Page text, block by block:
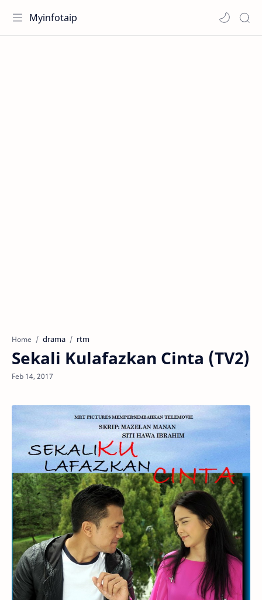
Myinfotaip
Home drama rtm
Sekali Kulafazkan Cinta (TV2)